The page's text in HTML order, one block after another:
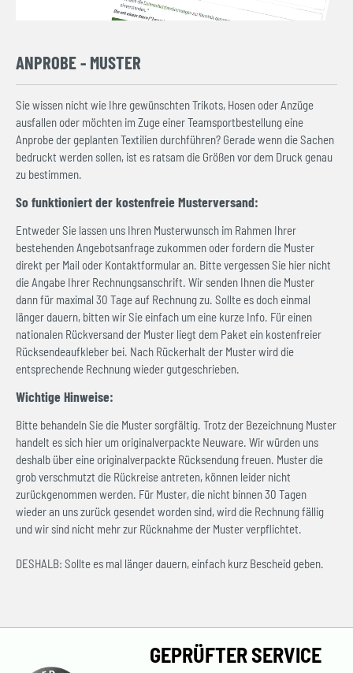
ANPROBE - MUSTER
Sie wissen nicht wie Ihre gewünschten Trikots, Hosen oder Anzüge
ausfallen oder möchten im Zuge einer Teamsportbestellung eine
Anprobe der geplanten Textilien durchführen? Gerade wenn die Sachen
bedruckt werden sollen, ist es ratsam die Größen vor dem Druck genau
zu bestimmen.
So funktioniert der kostenfreie Musterversand:
Entweder Sie lassen uns Ihren Musterwunsch im Rahmen Ihrer
bestehenden Angebotsanfrage zukommen oder fordern die Muster
direkt per Mail oder Kontaktformular an. Bitte vergessen Sie hier nicht
die Angabe Ihrer Rechnungsanschrift. Wir senden Ihnen die Muster
dann für maximal 30 Tage auf Rechnung zu. Sollte es doch einmal
länger dauern, bitten wir Sie einfach um eine kurze Info. Für einen
nationalen Rückversand der Muster liegt dem Paket ein kostenfreier
Rücksendeaufkleber bei. Nach Rückerhalt der Muster wird die
entsprechende Rechnung wieder gutgeschrieben.
Wichtige Hinweise:
Bitte behandeln Sie die Muster sorgfältig. Trotz der Bezeichnung Muster
handelt es sich hier um originalverpackte Neuware. Wir würden uns
deshalb über eine originalverpackte Rücksendung freuen. Muster die
grob verschmutzt die Rückreise antreten, können leider nicht
zurückgenommen werden. Für Muster, die nicht binnen 30 Tagen
wieder an uns zurück gesendet worden sind, wird die Rechnung fällig
und wir sind nicht mehr zur Rücknahme der Muster verpflichtet.
DESHALB: Sollte es mal länger dauern, einfach kurz Bescheid geben.
GEPRÜFTER SERVICE